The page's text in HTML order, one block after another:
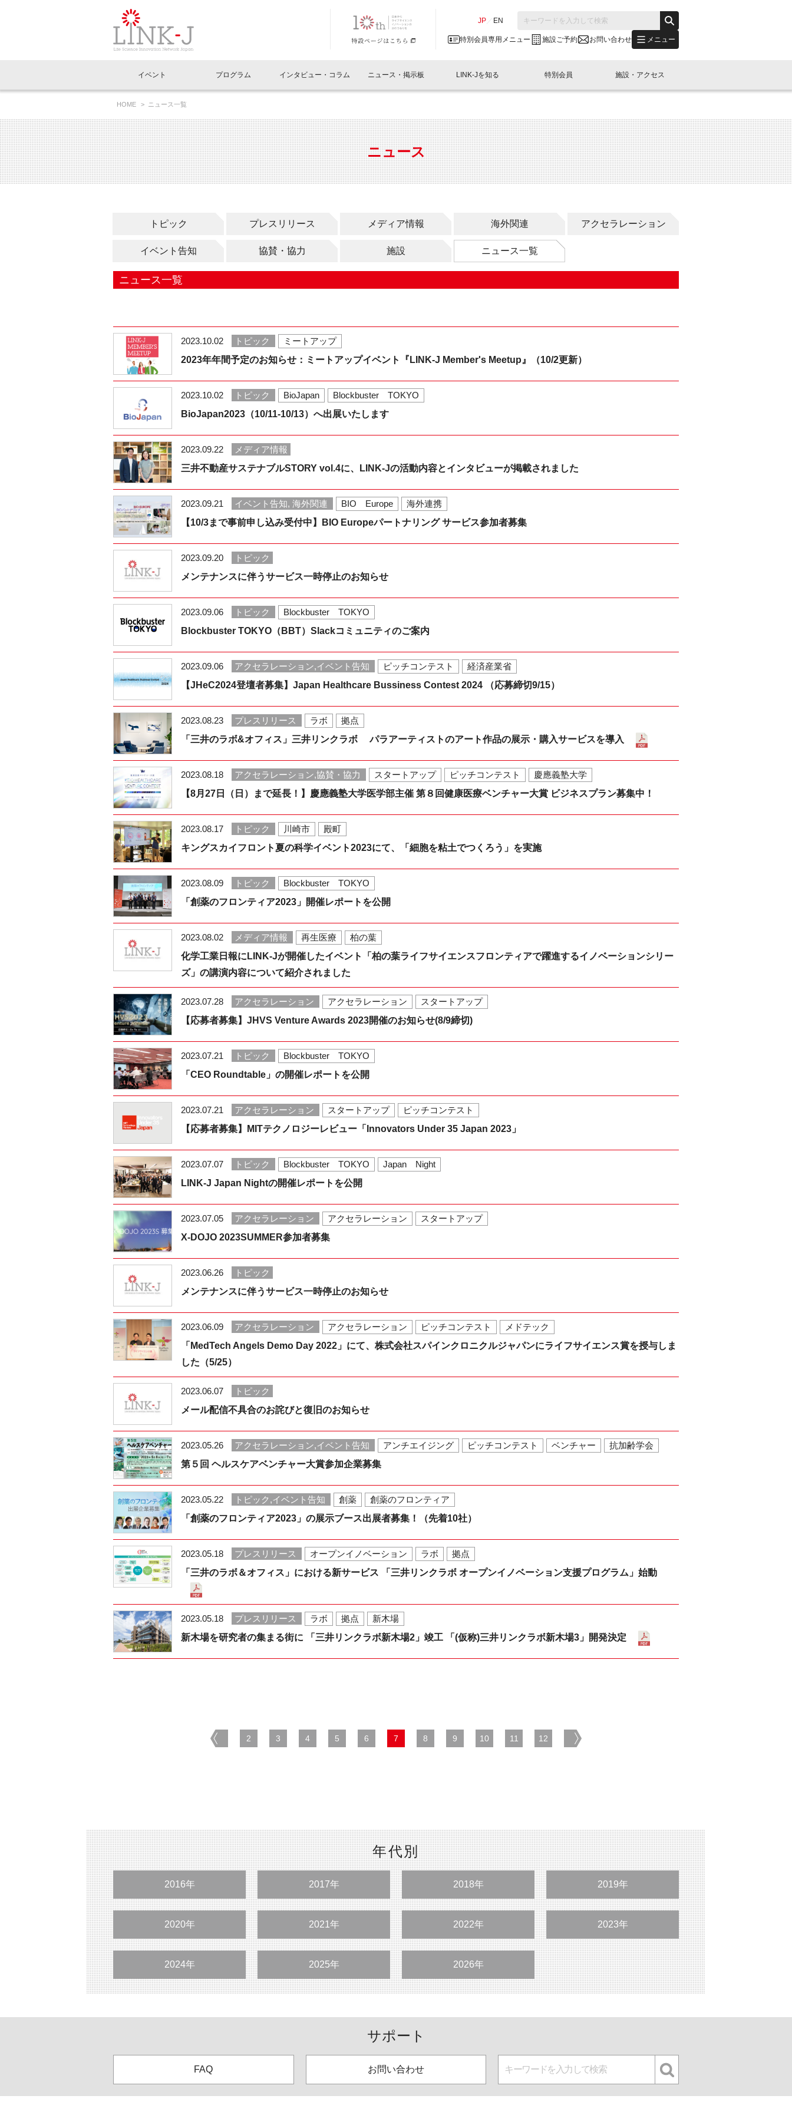
JP EN
特別会員専用メニュー 施設ご予約 お問い合わせ メニュー
イベントお知らせメール登録
閉じる
イベント
イベント一覧
LINK-J主催・共催 特別会員開催
LINK-J協賛・協力 出展・参加
イベントレポート一覧
LINK-J主催・共催 特別会員開催
LINK-J協賛・協力 出展・参加
プログラム
Out of Box相談室 What's "UNIKORN"？ What's "LINK-BioBAY TOKYO"？
インタビュー・コラム
インタビュー・コラム一覧
スペシャルインタビュー ベンチャーインタビュー 会報誌 (News Letter)
連載コラム サポーターコラム 日本橋コラム
ニュース・掲示板
ニュース一覧
トピック プレスリリース
メディア情報 海外関連
協賛・協力 施設
人と情報の交流掲示板一覧
会員プレスリリース ニュース・事業紹介
募集 イベント
LINK-Jを知る
理事長挨拶 Why in Nihonbashi What’s LINK-J WEST
国内外連携 サポーター紹介 事業内容
組織概要 パンフレット GTB日本橋エリアについて
特別会員
特別会員一覧 特別会員について 入会申し込み
専用メニューはこちら
施設・アクセス
ラウンジ・会議室 オフィス・ラボ 施設ご予約
アクセス
HOME ニュース一覧
ニュース
トピック プレスリリース メディア情報 海外関連 アクセラレーション
イベント告知 協賛・協力 施設 ニュース一覧
ニュース一覧
2023.10.02 トピック
ミートアップ
2023年年間予定のお知らせ：ミートアップイベント『LINK-J Member's Meetup』（10/2更新）
2023.10.02 トピック BioJapan
Blockbuster TOKYO
BioJapan2023（10/11-10/13）へ出展いたします
2023.09.22
メディア情報
三井不動産サステナブルSTORY vol.4に、LINK-Jの活動内容とインタビューが掲載されました
2023.09.21 イベント告知, 海外関連 BIO Europe
海外連携
【10/3まで事前申し込み受付中】BIO Europeパートナリング サービス参加者募集
2023.09.20
トピック
メンテナンスに伴うサービス一時停止のお知らせ
2023.09.06 トピック
Blockbuster TOKYO
Blockbuster TOKYO（BBT）Slackコミュニティのご案内
2023.09.06 アクセラレーション,イベント告知 ピッチコンテスト
経済産業省
【JHeC2024登壇者募集】Japan Healthcare Bussiness Contest 2024 （応募締切9/15）
2023.08.23 プレスリリース ラボ
拠点
「三井のラボ&オフィス」三井リンクラボ パラアーティストのアート作品の展示・購入サービスを導入
2023.08.18 アクセラレーション,協賛・協力 スタートアップ ピッチコンテスト
慶應義塾大学
【8月27日（日）まで延長！】慶應義塾大学医学部主催 第８回健康医療ベンチャー大賞 ビジネスプラン募集中！
2023.08.17 トピック 川崎市
殿町
キングスカイフロント夏の科学イベント2023にて、「細胞を粘土でつくろう」を実施
2023.08.09 トピック
Blockbuster TOKYO
「創薬のフロンティア2023」開催レポートを公開
2023.08.02 メディア情報 再生医療
柏の葉
化学工業日報にLINK-Jが開催したイベント「柏の葉ライフサイエンスフロンティアで躍進するイノベーションシリー
ズ」の講演内容について紹介されました
2023.07.28 アクセラレーション アクセラレーション
スタートアップ
【応募者募集】JHVS Venture Awards 2023開催のお知らせ(8/9締切)
2023.07.21 トピック
Blockbuster TOKYO
「CEO Roundtable」の開催レポートを公開
2023.07.21 アクセラレーション スタートアップ
ピッチコンテスト
【応募者募集】MITテクノロジーレビュー「Innovators Under 35 Japan 2023」
2023.07.07 トピック Blockbuster TOKYO
Japan Night
LINK-J Japan Nightの開催レポートを公開
2023.07.05 アクセラレーション アクセラレーション
スタートアップ
X-DOJO 2023SUMMER参加者募集
2023.06.26
トピック
メンテナンスに伴うサービス一時停止のお知らせ
2023.06.09 アクセラレーション アクセラレーション ピッチコンテスト
メドテック
「MedTech Angels Demo Day 2022」にて、株式会社スパインクロニクルジャパンにライフサイエンス賞を授与しま
した（5/25）
2023.06.07
トピック
メール配信不具合のお詫びと復旧のお知らせ
2023.05.26 アクセラレーション,イベント告知 アンチエイジング ピッチコンテスト ベンチャー
抗加齢学会
第５回 ヘルスケアベンチャー大賞参加企業募集
2023.05.22 トピック,イベント告知 創薬
創薬のフロンティア
「創薬のフロンティア2023」の展示ブース出展者募集！（先着10社）
2023.05.18 プレスリリース オープンイノベーション ラボ
拠点
「三井のラボ＆オフィス」における新サービス 「三井リンクラボ オープンイノベーション支援プログラム」始動
2023.05.18 プレスリリース ラボ 拠点
新木場
新木場を研究者の集まる街に 「三井リンクラボ新木場2」竣工 「(仮称)三井リンクラボ新木場3」開発決定
2 3 4 5 6 7 8 9 10 11 12
年代別
2016年 2017年 2018年 2019年
2020年 2021年 2022年 2023年
2024年 2025年 2026年
サポート
FAQ お問い合わせ